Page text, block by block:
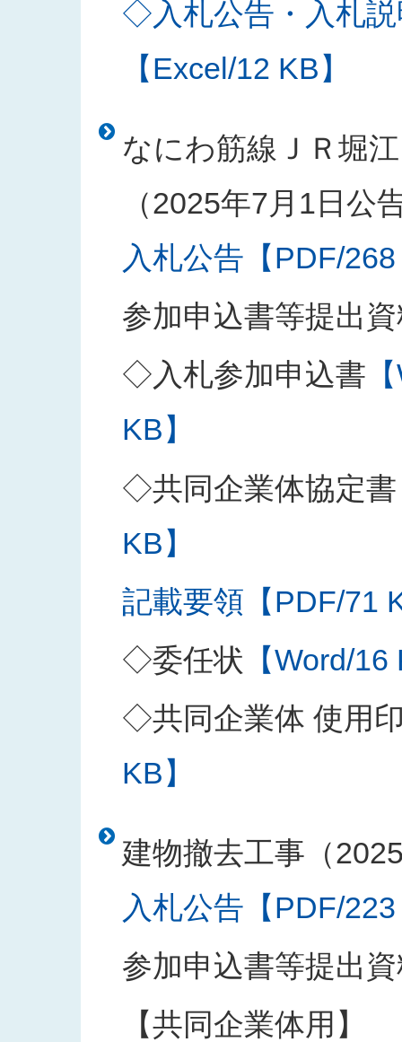
◇入札公告・入札
【Excel/12 KB】
なにわ筋線ＪＲ堀
（2025年7月1日公
入札公告【PDF/
参加申込書等提出
◇入札参加申込書
KB】
◇共同企業体協定書
KB】
記載要領【PDF/71
◇委任状 【Word/
◇共同企業体 使用
KB】
建物撤去工事（
入札公告【PDF/
参加申込書等提出
【共同企業体用】